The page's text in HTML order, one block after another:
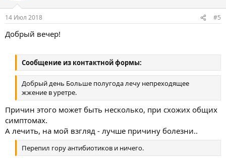
14 Июл 2018 #5
Добрый вечер!
Сообщение из контактной формы:
Добрый день Больше полугода лечу непреходящее
жжение в уретре.
Причин этого может быть несколько, при схожих общих
симптомах.
А лечить, на мой взгляд - лучше причину болезни..
Перепил гору антибиотиков и ничего.